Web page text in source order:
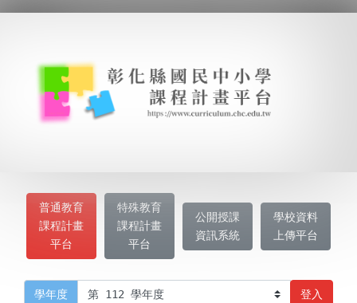
普通教育
課程計畫
平台
特殊教育
課程計畫
平台
公開授課
資訊系統
學校資料
上傳平台
學年度 登入